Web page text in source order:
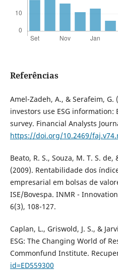
Referências
Amel-Zadeh, A., & Serafeim, G.
investors use ESG information:
survey. Financial Analysts
https://doi.org/10.2469/
Beato, R. S., Souza, M. T. S. de,
(2009). Rentabilidade dos
empresarial em bolsas de
ISE/Bovespa. INMR -
6(3), 108-127.
Caplan, L., Griswold, J. S., &
ESG: The Changing World of
Commonfund Institute.
id=ED559300